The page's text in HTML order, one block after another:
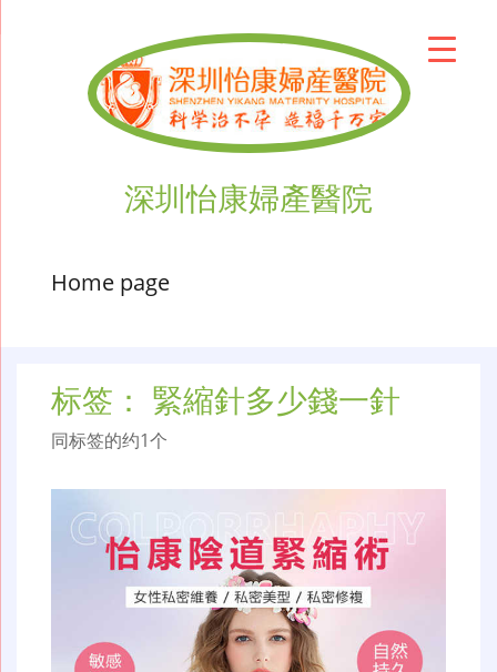
深圳怡康婦產醫院
Home page
标签： 緊縮針多少錢一針
同标签的约1个